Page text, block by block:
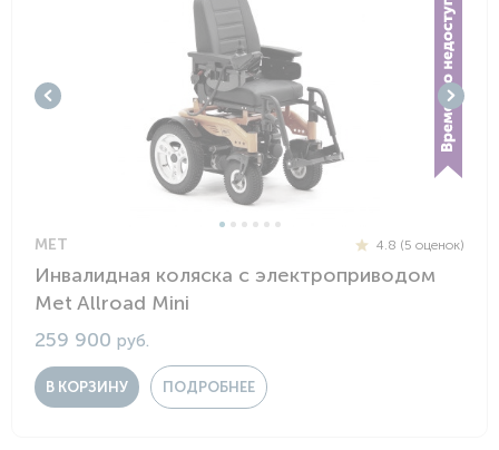
MET 4.8 (5 оценок)
Инвалидная коляска с электроприводом
Met Allroad Mini
259 900 руб.
В КОРЗИНУ ПОДРОБНЕЕ